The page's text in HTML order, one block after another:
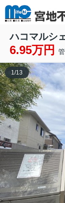
ハコマルシ
6.95万円
1/13